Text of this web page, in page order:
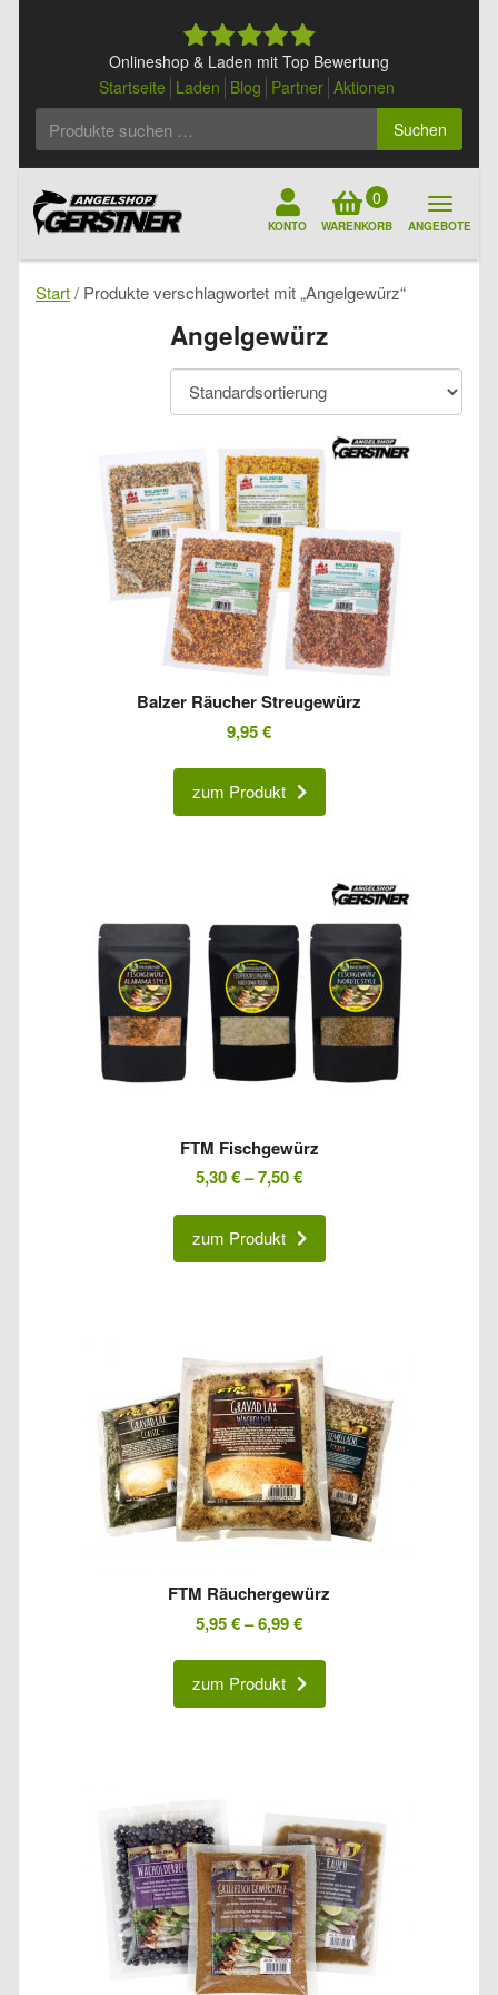
Onlineshop & Laden mit Top Bewertung
Startseite Laden Blog Partner Aktionen
Suchen
KONTO
0
WARENKORB ANGEBOTE
Start/ Produkte verschlagwortet mit „Angelgewürz“
Angelgewürz
Balzer Räucher Streugewürz
9,95€
zum Produkt
FTM Fischgewürz
5,30€–7,50€
zum Produkt
FTM Räuchergewürz
5,95€–6,99€
zum Produkt